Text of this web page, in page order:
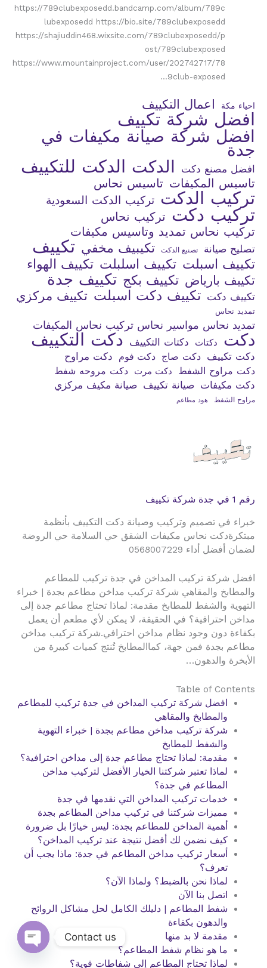
https://789clubexposedd.bandcamp.com/album/789c
lubexposedd https://bio.site/789clubexposedd
https://shajiuddin468.wixsite.com/789clubexposedd/p
ost/789clubexposed
https://www.mountainproject.com/user/202742717/78
9club-exposed…
احياء مكة اعمال التكييف
افضل شركة تكييف
افضل شركة صيانة مكيفات في
جدة
افضل مصنع دكت الدكت الدكت للتكييف
تاسيس المكيفات تاسيس نحاس
تركيب الدكت تركيب الدكت السعودية
تركيب دكت تركيب نحاس
تركيب نحاس تمديد وتاسيس مكيفات
تصليح صيانة تصنيع الدكت تكيبيف مخفي تكييف
تكييف اسبلت تكييف اسلبلت تكييف الهواء
تكييف بارياض تكييف بكج تكييف جدة
تكييف دكت تكييف دكت اسبلت تكييف مركزي
تمديد نحاس
تمديد نحاس مواسير نحاس تركيب نحاس المكيفات
دكت دكتات دكتات التكييف دكت التكييف
دكت تكييف دكت صاج دكت فوم
دكت مراوح
دكت مراوح الشفط
دكت مرت دكت مروحه شفط
دكت مكيفات صيانة تكييف صيانة مكيف مركزي
مراوح الشفط هود مطاعم
رقم 1 في جدة شركة تكييف
خبراء في تصميم وتركيب وصيانة دكت التكييف بأنظمة
مبتكرةدكت نحاس مكيفات الشقق حي السلامة حي الروضة
لضمان أفضل أداء 0568007229
افضل شركة تركيب المداخن في جدة تركيب للمطاعم
والمطابخ والمقاهي شركة تركيب مداخن مطاعم بجدة | خبراء
التهوية والشفط للمطابخ مقدمة: لماذا تحتاج مطاعم جدة إلى
مداخن احترافية؟ في الحقيقة، لا يمكن لأي مطعم أن يعمل
بكفاءة دون وجود نظام مداخن احترافي.شركة تركيب مداخن
مطاعم بجدة فمن جهة، كماالمطابخ تُنتج كميات كبيرة من
الأبخرة والدهون…
Table of Contents
افضل شركة تركيب المداخن في جدة تركيب للمطاعم
والمطابخ والمقاهي
شركة تركيب مداخن مطاعم بجدة | خبراء التهوية
والشفط للمطابخ
مقدمة: لماذا تحتاج مطاعم جدة إلى مداخن احترافية؟
لماذا تعتبر شركتنا الخيار الأفضل لتركيب مداخن
المطاعم في جدة؟
خدمات تركيب المداخن التي نقدمها في جدة
مميزات شركتنا في تركيب مداخن المطاعم بجدة
أهمية المداخن للمطاعم بجدة: ليس خيارًا بل ضرورة
كيف نضمن لك أفضل نتيجة عند تركيب المداخن؟
أسعار تركيب مداخن المطاعم في جدة: ماذا يجب أن
تعرف؟
لماذا نحن بالضبط؟ ولماذا الآن؟
اتصل بنا الآن
شفط المطاعم | دليلك الكامل لحل مشاكل الروائح
والدهون بكفاءة
مقدمة لا بد منها
ما هو نظام شفط المطاعم؟
لماذا تحتاج المطاعم إلى شفاطات قوية؟
Contact us
Open